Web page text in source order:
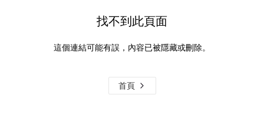
找不到此頁面
這個連結可能有誤，內容已被隱藏或刪除。
首頁